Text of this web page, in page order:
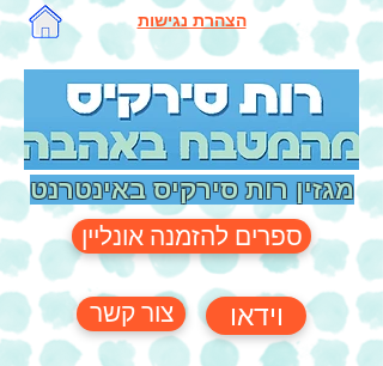
הצהרת נגישות
מגזין רות סירקיס באינטרנט
ספרים להזמנה אונליין
צור קשר וידאו